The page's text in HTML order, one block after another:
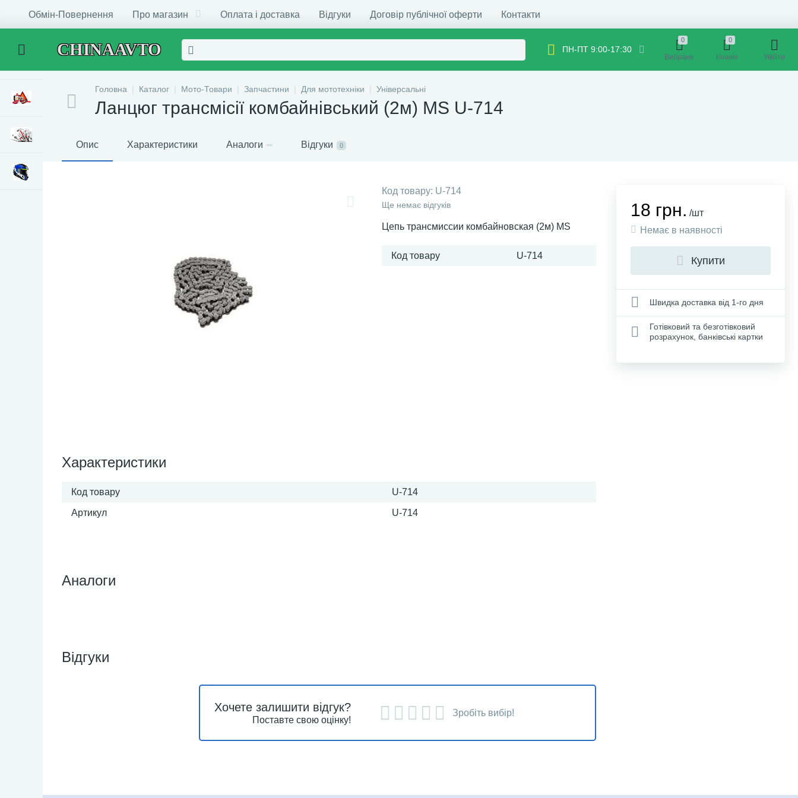
Обмін-Повернення Про магазин Оплата і доставка Відгуки Договір публічної оферти Контакти
CHINAAVTO ПН-ПТ 9:00-17:30
0
Вибране
0
Кошик Увійти
Головна Каталог Мото-Товари Запчастини Для мототехніки Універсальні
Ланцюг трансмісії комбайнівський (2м) MS U-714
Опис Характеристики Аналоги Відгуки 0
Код товару: U-714
Ще немає відгуків
Цепь трансмиссии комбайновская (2м) MS
Код товару U-714
Характеристики
Код товару U-714
Артикул U-714
18 грн. /шт
Немає в наявності
Купити
Швидка доставка від 1-го дня
Готівковий та безготівковий
розрахунок, банківські картки
Аналоги
Відгуки
Хочете залишити відгук?
Поставте свою оцінку!
Зробіть вибір!